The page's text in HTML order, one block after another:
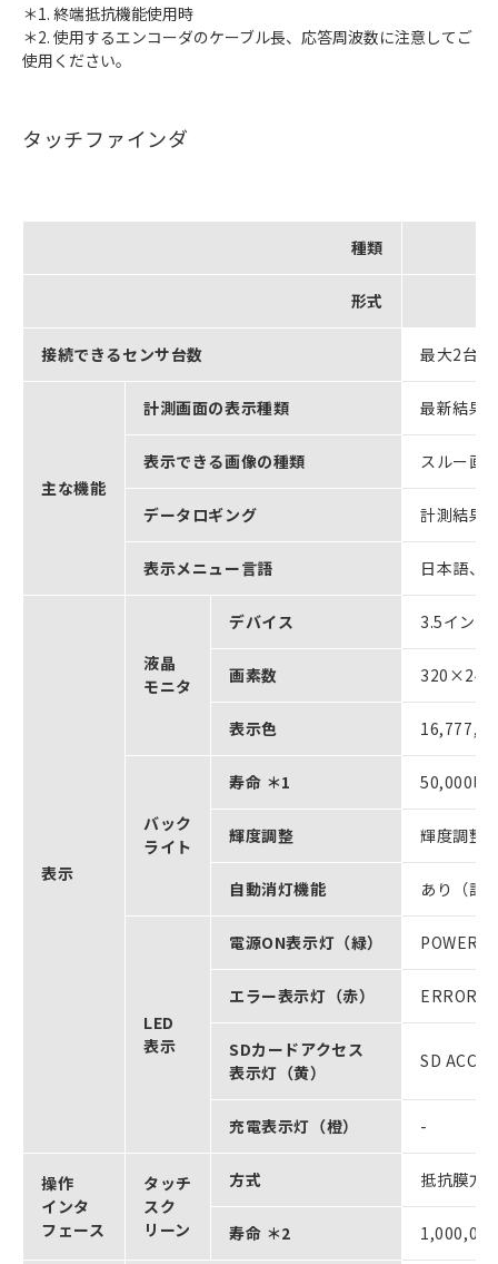
＊1. 終端抵抗機能使用時
＊2. 使用するエンコーダのケーブル長、応答周波数に注意してご
使用ください。
タッチファインダ
種類
形式
接続できるセンサ台数 最大2台
主な機能
計測画面の表示種類 最新結果
表示できる画像の種類 スルー画
データロギング 計測結果
表示メニュー言語 日本語、
表示
液晶
モニタ
デバイス 3.5イン
画素数 320×240
表示色
バック
ライト
寿命 ＊1 50,000時
輝度調整 輝度調整
自動消灯機能 あり（設
LED
表示
電源ON表示灯（緑） POWER
エラー表示灯（赤） ERROR
SDカードアクセス
表示灯（黄）
SD
充電表示灯（橙） -
操作
インタ
フェース
タッチ
スク
リーン
方式 抵抗膜方
寿命 ＊2